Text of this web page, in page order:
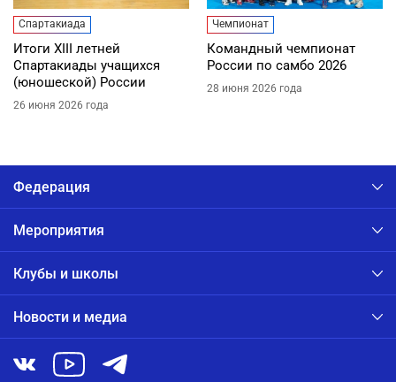
Спартакиада
Итоги XIII летней
Спартакиады учащихся
(юношеской) России
26 июня 2026 года
Чемпионат
Командный чемпионат
России по самбо 2026
28 июня 2026 года
Федерация
Мероприятия
Клубы и школы
Новости и медиа